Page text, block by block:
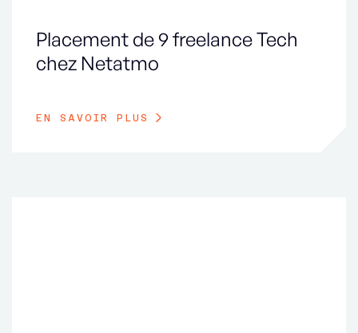
Placement de 9 freelance Tech
chez Netatmo
EN SAVOIR PLUS